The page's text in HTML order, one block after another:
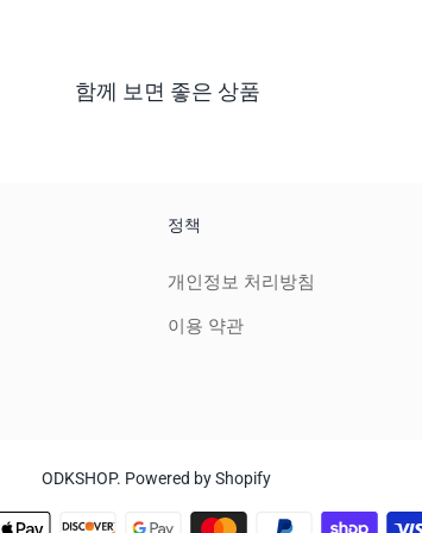
함께 보면 좋은 상품
정책
개인정보 처리방침
이용 약관
ODKSHOP. Powered by Shopify